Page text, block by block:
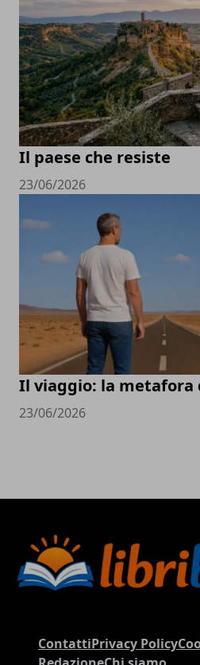
Il paese che resiste
23/06/2026
Il viaggio: la metafora
23/06/2026
ContattiPrivacy Policy